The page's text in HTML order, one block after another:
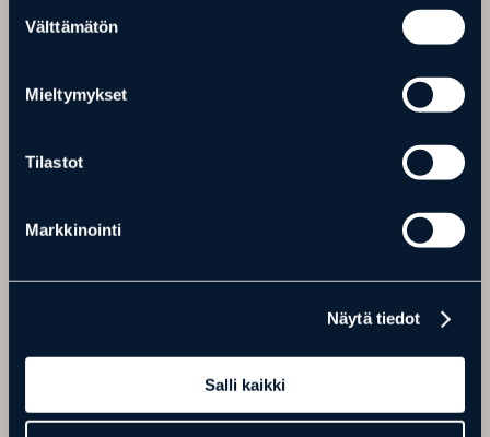
valinta
Välttämätön
Mieltymykset
Tilastot
Markkinointi
Näytä tiedot
Salli kaikki
Puh.016 469 2050
https://ranuaresort.com/